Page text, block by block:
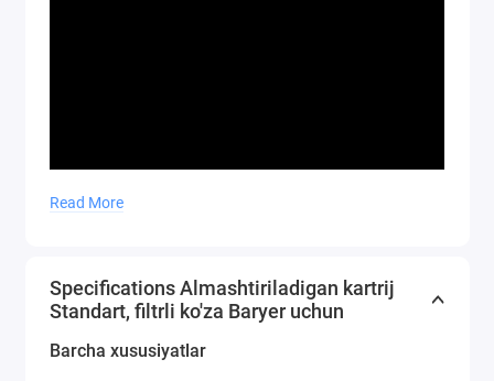
Read More
Specifications Almashtiriladigan kartrij
Standart, filtrli ko'za Baryer uchun
Barcha xususiyatlar